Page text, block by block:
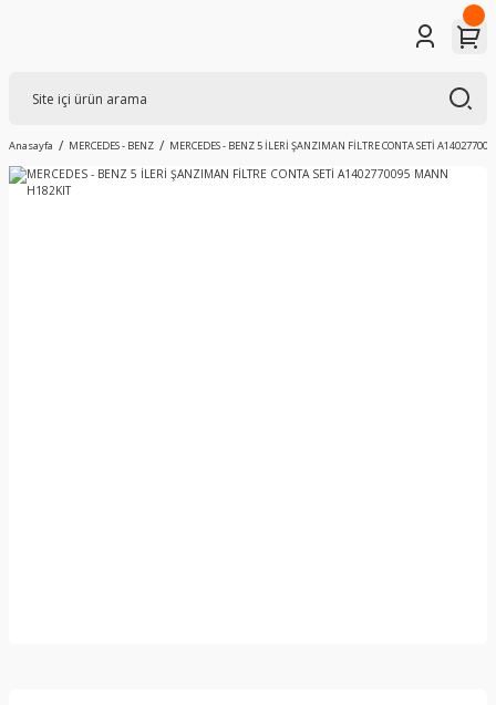
Anasayfa MERCEDES - BENZ MERCEDES - BENZ 5 İLERİ ŞANZIMAN FİLTRE CONTA SETİ